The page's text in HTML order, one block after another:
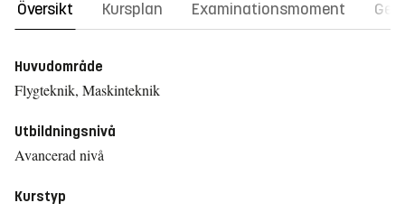
Översikt Kursplan Examinationsmoment
Huvudområde
Flygteknik, Maskinteknik
Utbildningsnivå
Avancerad nivå
Kurstyp